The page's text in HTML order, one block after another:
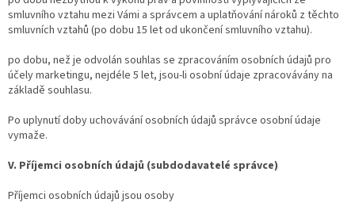
smluvního vztahu mezi Vámi a správcem a uplatňování nároků z těchto
smluvních vztahů (po dobu 15 let od ukončení smluvního vztahu).
po dobu, než je odvolán souhlas se zpracováním osobních údajů pro
účely marketingu, nejdéle 5 let, jsou-li osobní údaje zpracovávány na
základě souhlasu.
Po uplynutí doby uchovávání osobních údajů správce osobní údaje
vymaže.
V. Příjemci osobních údajů (subdodavatelé správce)
Příjemci osobních údajů jsou osoby